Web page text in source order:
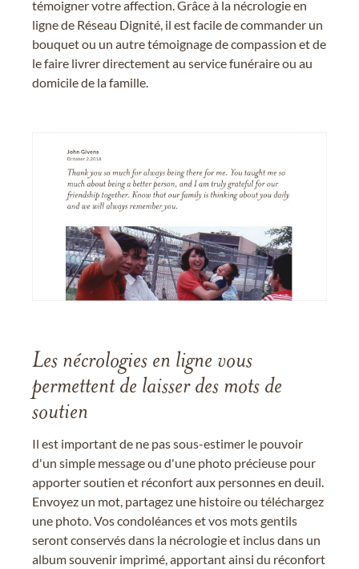
témoigner votre affection. Grâce à la nécrologie en
ligne de Réseau Dignité, il est facile de commander un
bouquet ou un autre témoignage de compassion et de
le faire livrer directement au service funéraire ou au
domicile de la famille.
Les nécrologies en ligne vous
permettent de laisser des mots de
soutien
Il est important de ne pas sous-estimer le pouvoir
d'un simple message ou d'une photo précieuse pour
apporter soutien et réconfort aux personnes en deuil.
Envoyez un mot, partagez une histoire ou téléchargez
une photo. Vos condoléances et vos mots gentils
seront conservés dans la nécrologie et inclus dans un
album souvenir imprimé, apportant ainsi du réconfort